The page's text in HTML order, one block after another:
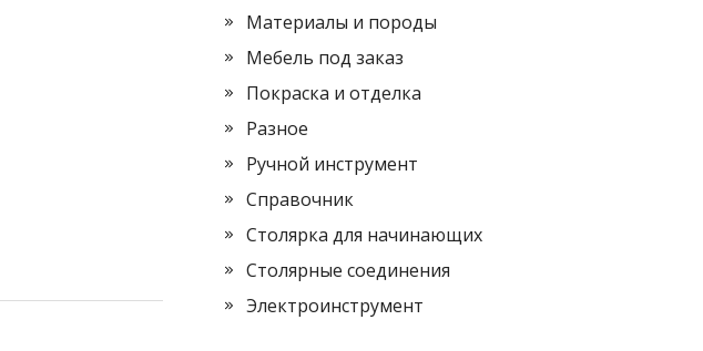
Материалы и породы
Мебель под заказ
Покраска и отделка
Разное
Ручной инструмент
Справочник
Столярка для начинающих
Столярные соединения
Электроинструмент